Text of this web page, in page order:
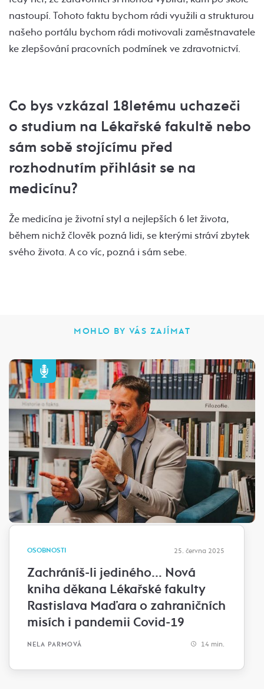
nastoupí. Tohoto faktu bychom rádi využili a strukturou
našeho portálu bychom rádi motivovali zaměstnavatele
ke zlepšování pracovních podmínek ve zdravotnictví.
Co bys vzkázal 18letému uchazeči
o studium na Lékařské fakultě nebo
sám sobě stojícímu před
rozhodnutím přihlásit se na
medicínu?
Že medicína je životní styl a nejlepších 6 let života,
během nichž člověk pozná lidi, se kterými stráví zbytek
svého života. A co víc, pozná i sám sebe.
MOHLO BY VÁS ZAJÍMAT
OSOBNOSTI 25. června 2025
Zachráníš-li jediného… Nová
kniha děkana Lékařské fakulty
Rastislava Maďara o zahraničních
misích i pandemii Covid-19
NELA PARMOVÁ 14 min.